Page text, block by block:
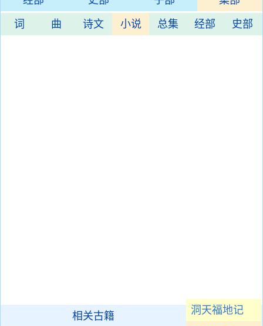
词 曲 诗文 小说 总集 经部 史部
洞天福地记
相关古籍